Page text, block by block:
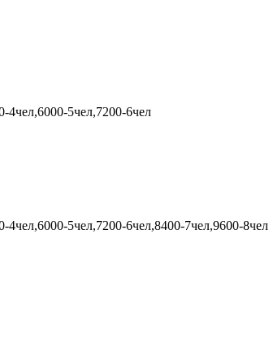
4чел,6000-5чел,7200-6чел
5чел,7200-6чел,8400-7чел,9600-8чел